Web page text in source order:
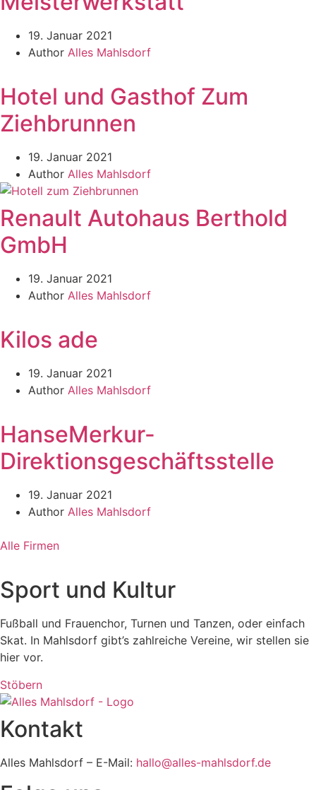
19. Januar 2021
Author Alles Mahlsdorf
Hotel und Gasthof Zum
Ziehbrunnen
19. Januar 2021
Author Alles Mahlsdorf
Renault Autohaus Berthold
GmbH
19. Januar 2021
Author Alles Mahlsdorf
Kilos ade
19. Januar 2021
Author Alles Mahlsdorf
HanseMerkur-
Direktionsgeschäftsstelle
19. Januar 2021
Author Alles Mahlsdorf
Alle Firmen
Sport und Kultur
Fußball und Frauenchor, Turnen und Tanzen, oder einfach
Skat. In Mahlsdorf gibt’s zahlreiche Vereine, wir stellen sie
hier vor.
Stöbern
Kontakt
Alles Mahlsdorf – E-Mail: hallo@alles-mahlsdorf.de